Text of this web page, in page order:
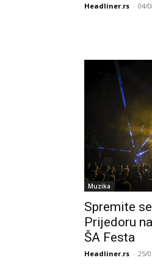
Headliner.rs - 04/
Muzika
Spremite
Prijedoru
ŠA Festa
Headliner.rs - 25/